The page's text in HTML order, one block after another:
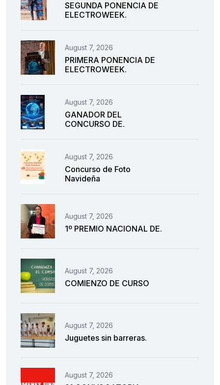
SEGUNDA PONENCIA DE
ELECTROWEEK.
August 7, 2026
PRIMERA PONENCIA DE
ELECTROWEEK.
August 7, 2026
GANADOR DEL
CONCURSO DE.
August 7, 2026
Concurso de Foto
Navideña
August 7, 2026
1º PREMIO NACIONAL DE.
August 7, 2026
COMIENZO DE CURSO
August 7, 2026
Juguetes sin barreras.
August 7, 2026